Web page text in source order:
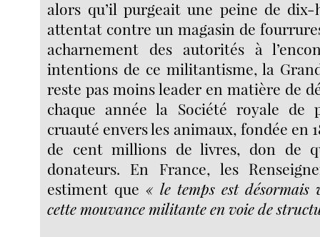
alors qu’il purgeait une peine de
attentat contre un magasin de
acharnement des autorités à
intentions de ce militantisme, la
reste pas moins leader en matière de
chaque année la Société royale de
cruauté envers les animaux, fondée en
de cent millions de livres, don de
donateurs. En France, les
estiment que « le temps est désormais
cette mouvance militante en voie de